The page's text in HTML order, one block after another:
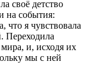
своё детство
на события:
что я чувствовала
Переходила
и, исходя их
мы с ней